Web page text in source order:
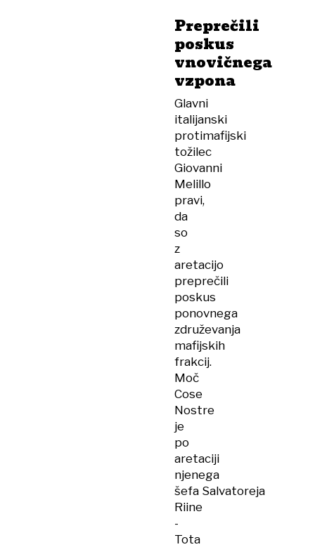
Preprečili
poskus
vnovičnega
vzpona
Glavni
italijanski
protimafijski
tožilec
Giovanni
Melillo
pravi,
da
so
z
aretacijo
preprečili
poskus
ponovnega
združevanja
mafijskih
frakcij.
Moč
Cose
Nostre
je
po
aretaciji
njenega
šefa Salvatoreja
Riine ​
-
Tota